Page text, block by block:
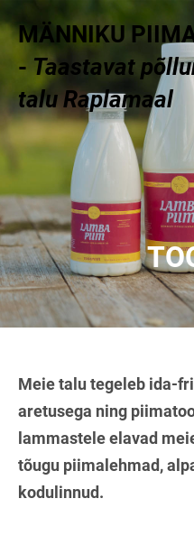
MÄNNIKU
- Taastavat
talu Raplamaal
Meie talu tegeleb ida-
aretusega ning
lammastele elavad
tõugu piimalehmad,
kodulinnud.